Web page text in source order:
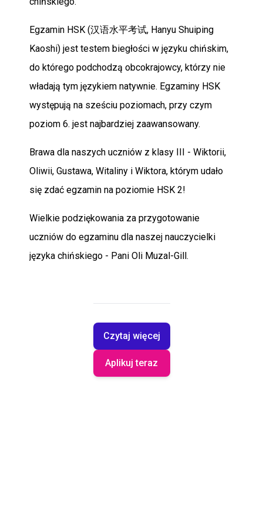
Egzamin HSK (汉语水平考试, Hanyu Shuiping
Kaoshi) jest testem biegłości w języku chińskim,
do którego podchodzą obcokrajowcy, którzy nie
władają tym językiem natywnie. Egzaminy HSK
występują na sześciu poziomach, przy czym
poziom 6. jest najbardziej zaawansowany.
Brawa dla naszych uczniów z klasy III - Wiktorii,
Oliwii, Gustawa, Witaliny i Wiktora, którym udało
się zdać egzamin na poziomie HSK 2!
Wielkie podziękowania za przygotowanie
uczniów do egzaminu dla naszej nauczycielki
języka chińskiego - Pani Oli Muzal-Gill.
Czytaj więcej
Aplikuj teraz